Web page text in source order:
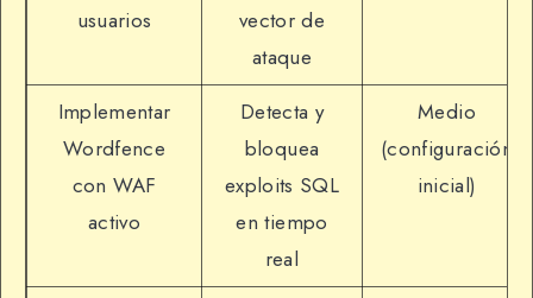
usuarios
vector de
ataque
Implementar
Wordfence
con WAF
activo
Detecta y
bloquea
exploits SQL
en tiempo
real
Medio
(configuración
inicial)